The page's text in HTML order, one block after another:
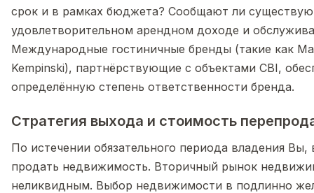
срок и в рамках бюджета? Сообщают ли
удовлетворительном арендном доходе и
Международные гостиничные бренды (такие как
Kempinski), партнёрствующие с объектами CBI,
определённую степень ответственности бренда.
Стратегия выхода и стоимость
По истечении обязательного периода владения
продать недвижимость. Вторичный рынок
неликвидным. Выбор недвижимости в подлинно